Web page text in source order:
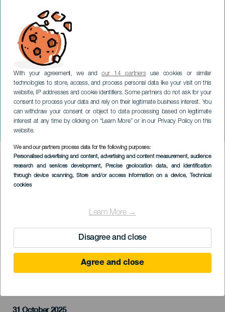
With your agreement, we andour 14 partnersuse cookies or similar
technologies to store, access, and process personal data like your visit on this
website, IP addresses and cookie identifiers. Some partners do not ask for your
consent to process your data and rely on their legitimate business interest. You
can withdraw your consent or object to data processing based on legitimate
interest at any time by clicking on “Learn More” or in our Privacy Policy on this
website.
We and our partners process data for the following purposes:
Personalised advertising and content, advertising and content measurement, audience
research and services development, Precise geolocation data, and identification
through device scanning, Store and/or access information on a device, Technical
cookies
Learn More →
Disagree and close
Agree and close
University Halloween XL
GRAN CANARIA
Imagen
Listado
31 October 2025